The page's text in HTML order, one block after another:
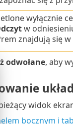
wyłącznie
w
znajdują się
odwołane, aby
widok
bocznym i